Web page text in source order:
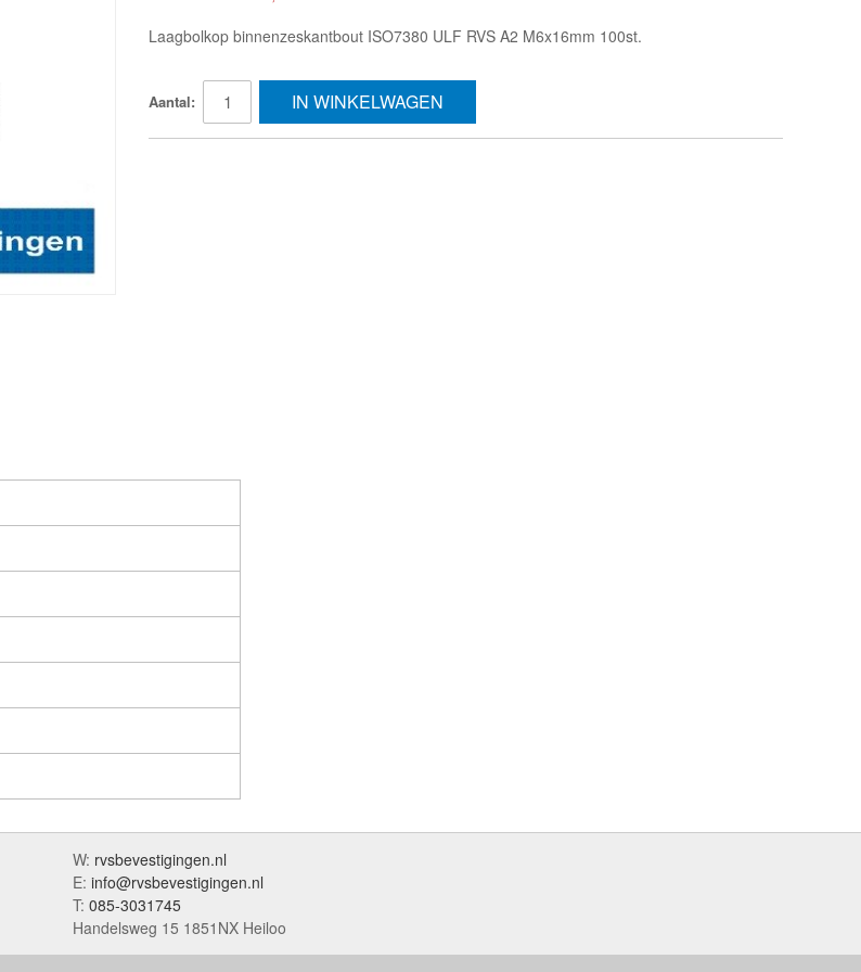
Laagbolkop binnenzeskantbout ISO7380 ULF RVS A2 M6x16mm 100st.
Aantal: IN WINKELWAGEN
W: rvsbevestigingen.nl
E: info@rvsbevestigingen.nl
T: 085-3031745
Handelsweg 15 1851NX Heiloo